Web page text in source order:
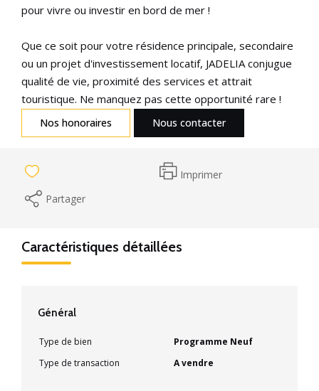
pour vivre ou investir en bord de mer !
Que ce soit pour votre résidence principale, secondaire
ou un projet d'investissement locatif, JADELIA conjugue
qualité de vie, proximité des services et attrait
touristique. Ne manquez pas cette opportunité rare !
Nos honoraires Nous contacter
Imprimer
Partager
Caractéristiques détaillées
Général
Type de bien
Programme Neuf
Type de transaction
A vendre